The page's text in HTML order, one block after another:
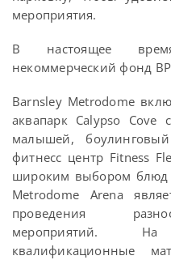
мероприятия.
В настоящее
некоммерческий фонд
Barnsley Metrodome
аквапарк Calypso Cove
малышей,
фитнесс центр Fitness
широким выбором блюд
Metrodome Arena
проведения
мероприятий.
квалификационные